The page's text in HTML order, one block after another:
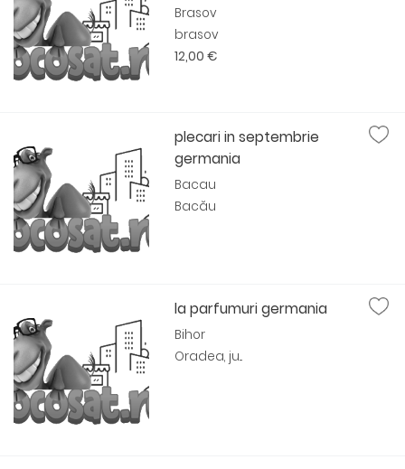
Brasov
brasov
12,00 €
plecari in septembrie
germania
Bacau
Bacău
la parfumuri germania
Bihor
Oradea, ju...